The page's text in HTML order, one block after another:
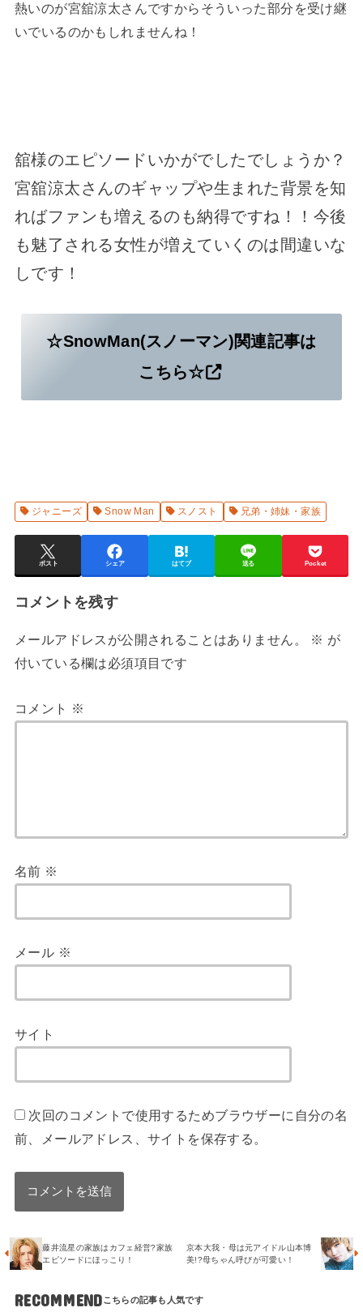
熱いのが宮舘涼太さんですからそういった部分を受け継
いでいるのかもしれませんね！
舘様のエピソードいかがでしたでしょうか？
宮舘涼太さんのギャップや生まれた背景を知
ればファンも増えるのも納得ですね！！今後
も魅了される女性が増えていくのは間違いな
しです！
☆SnowMan(スノーマン)関連記事は
こちら☆
ジャニーズ Snow Man スノスト 兄弟・姉妹・家族
ポスト シェア はてブ 送る Pocket
コメントを残す
メールアドレスが公開されることはありません。 ※ が
付いている欄は必須項目です
コメント ※
名前 ※
メール ※
サイト
次回のコメントで使用するためブラウザーに自分の名
前、メールアドレス、サイトを保存する。
藤井流星の家族はカフェ経営?家族
エピソードにほっこり！
京本大我・母は元アイドル山本博
美!?母ちゃん呼びが可愛い！
RECOMMEND